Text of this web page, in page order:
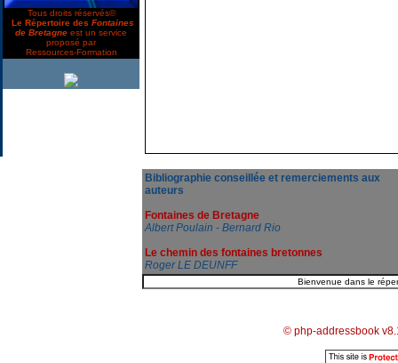
Tous droits réservés©
Le Répertoire des Fontaines
de Bretagne est un service
proposé par
Ressources-Formation
Bibliographie conseillée et remerciements aux
auteurs
Fontaines de Bretagne
Albert Poulain - Bernard Rio
Le chemin des fontaines bretonnes
Roger LE DEUNFF
© php-addressbook